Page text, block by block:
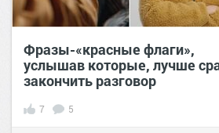
Фразы-«красные флаги»,
услышав которые, лучше
закончить разговор
7 5